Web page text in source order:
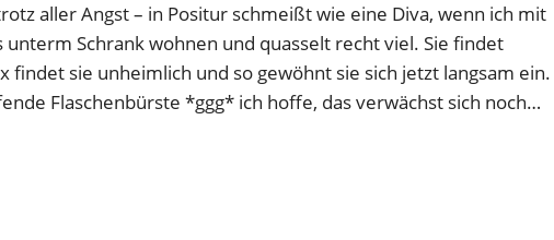
aller Angst – in Positur schmeißt wie eine Diva, wenn ich mit
Schrank wohnen und quasselt recht viel. Sie findet
findet sie unheimlich und so gewöhnt sie sich jetzt langsam ein.
Flaschenbürste *ggg* ich hoffe, das verwächst sich noch…